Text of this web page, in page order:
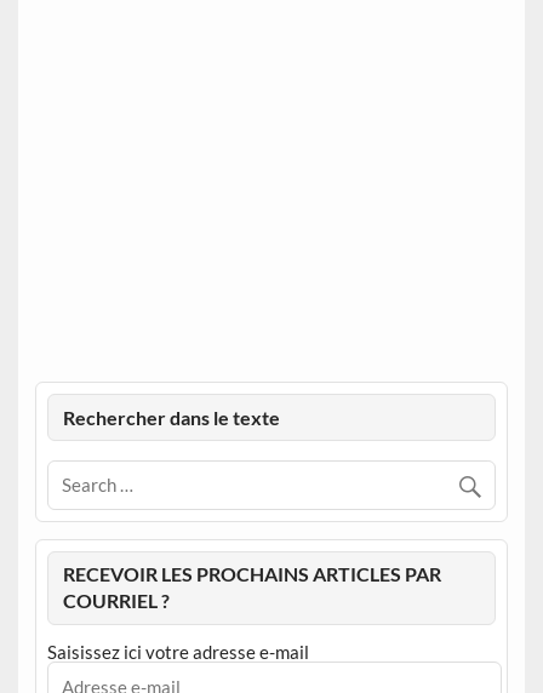
Rechercher dans le texte
RECEVOIR LES PROCHAINS ARTICLES PAR
COURRIEL ?
Saisissez ici votre adresse e-mail
Adresse